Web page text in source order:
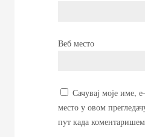
Веб место
Сачувај моје име,
место у овом
пут када